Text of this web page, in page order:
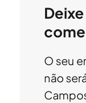
O seu
não